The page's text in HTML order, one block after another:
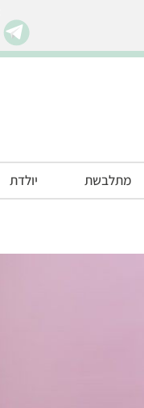
מתלבשת יולדת